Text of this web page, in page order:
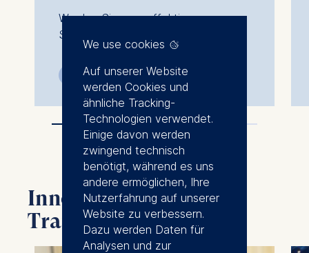
Werden Sie zum effektiven
Strategen
3 Tage Face-to-face
Innovation & digitale
Transformation
We use cookies
Auf unserer Website
werden Cookies und
ähnliche Tracking-
Technologien verwendet.
Einige davon werden
zwingend technisch
benötigt, während es uns
andere ermöglichen, Ihre
Nutzerfahrung auf unserer
Website zu verbessern.
Dazu werden Daten für
Analysen und zur